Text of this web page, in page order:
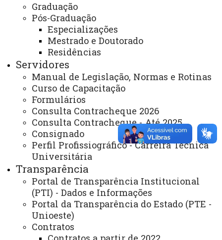
Graduação
Pós-Graduação
Especializações
Mestrado e Doutorado
Residências
Servidores
Manual de Legislação, Normas e Rotinas
Curso de Capacitação
Formulários
Consulta Contracheque 2026
Consulta Contracheque - Até 2025
Consignado
Perfil Profissiográfico - Carreira Técnica
Universitária
Transparência
Portal de Transparência Institucional
(PTI) - Dados e Informações
Portal da Transparência do Estado (PTE -
Unioeste)
Contratos
Gabinete Reitoria
Secretaria dos Conselhos Superiores
PRÓ-REITORIAS
Administração e Finanças
Extensão
Graduação
Pesquisa/Pós Graduação
Recursos Humanos
Planejamento
ASSESSORIAS
Assistência Estudantil
Auditoria Interna